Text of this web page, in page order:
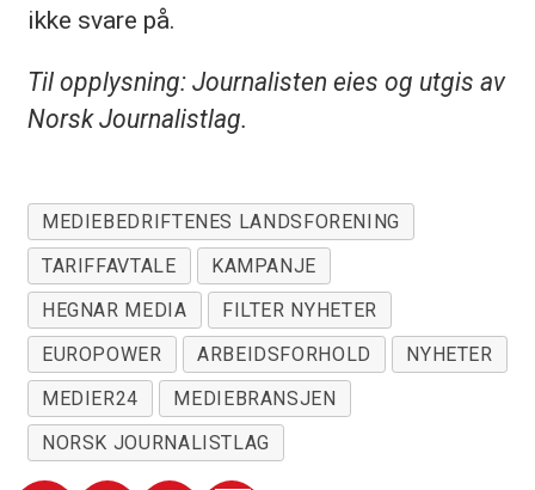
ikke svare på.
Til opplysning: Journalisten eies og utgis av
Norsk Journalistlag.
MEDIEBEDRIFTENES LANDSFORENING
TARIFFAVTALE
KAMPANJE
HEGNAR MEDIA
FILTER NYHETER
EUROPOWER
ARBEIDSFORHOLD
NYHETER
MEDIER24
MEDIEBRANSJEN
NORSK JOURNALISTLAG